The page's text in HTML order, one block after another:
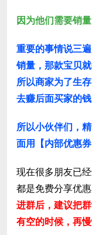
因为他们需要销量
重要的事情说三
销量，那款宝贝
所以商家为了生
去赚后面买家的钱
所以小伙伴们，
面用【内部优惠券
现在很多朋友已
都是免费分享优
进群后，建议把
有空的时候，再